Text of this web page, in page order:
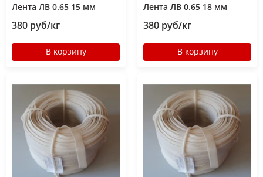
Лента ЛВ 0.65 15 мм
380 руб/кг
В корзину
Лента ЛВ 0.65 18 мм
380 руб/кг
В корзину